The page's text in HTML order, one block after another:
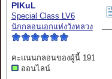
PIKuL
Special Class LV6
นักกลอนเอกแห่งวังหลวง
คะแนนกลอนของผู้นี้ 191
ออนไลน์